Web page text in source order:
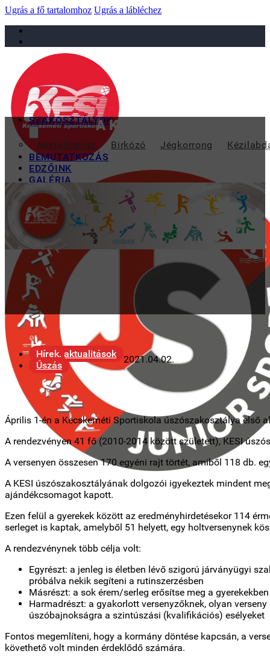
Ugrás a fő tartalomhoz Ugrás a lábléchez
sportiskola@juniorsportkft.hu
SZAKOSZTÁLYOK
Asztalitenisz Birkózó Jégkorrong
BEMUTATKOZÁS
EDZŐINK
GALÉRIA
TAO
KAPCSOLAT
A KESI MEGRENDEZTE
Hírek, aktualitások
Úszás
2021.04.02.
Április 1-én a Kecskeméti Sportiskola úszószakosztálya első
A rendezvényen 41 fő (2010-2014 között született), KESI
A versenyen összesen 170 egyéni rajt törtét, amiből 118 db.
A KESI úszószakosztályának dolgozói igyekeztek mindent
ajándékcsomagot kapott.
Ezen felül a gyerekek között az eredményhirdetésekor 114
serleget is kaptak, amelyből 51 helyett, egy holtversenynek
A rendezvénynek több célja volt:
Egyrészt: a jenleg is életben lévő szigorú járványügyi
próbálva nekik segíteni a rutinszerzésben
Másrészt: a sok érem/serleg erősítse meg a
Harmadrészt: a gyakorlott versenyzőknek, olyan
úszóbajnokságra a szintúszási (kvalifikációs) esélyeket
Fontos megemlíteni, hogy a kormány döntése kapcsán, a
követhető volt minden érdeklődő számára.